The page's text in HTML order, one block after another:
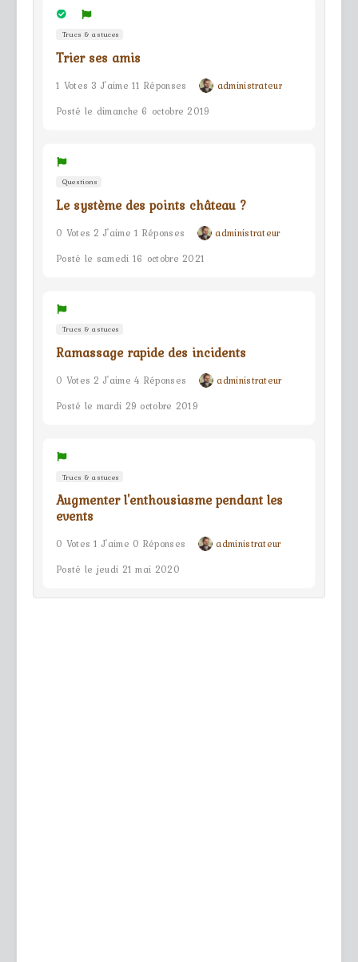
Trucs & astuces
Trier ses amis
1 Votes 3 J'aime 11 Réponses
administrateur
Posté le dimanche 6 octobre 2019
Questions
Le système des points château ?
0 Votes 2 J'aime 1 Réponses
administrateur
Posté le samedi 16 octobre 2021
Trucs & astuces
Ramassage rapide des incidents
0 Votes 2 J'aime 4 Réponses
administrateur
Posté le mardi 29 octobre 2019
Trucs & astuces
Augmenter l'enthousiasme pendant les
events
0 Votes 1 J'aime 0 Réponses
administrateur
Posté le jeudi 21 mai 2020